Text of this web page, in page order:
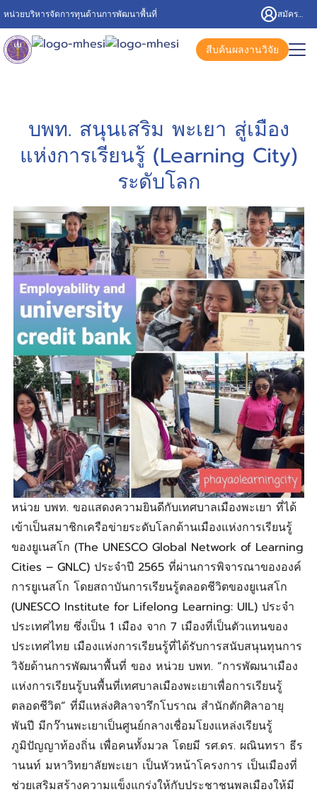
หน่วยบริหารจัดการทุนด้านการพัฒนาพื้นที่ สมัครสมาชิก/เข้าสู่ระบบ
สืบค้นผลงานวิจัย
บพท. สนุนเสริม พะเยา สู่เมือง
แห่งการเรียนรู้ (Learning City)
ระดับโลก
หน่วย บพท. ขอแสดงความยินดีกับเทศบาลเมืองพะเยา ที่ได้
เข้าเป็นสมาชิกเครือข่ายระดับโลกด้านเมืองแห่งการเรียนรู้
ของยูเนสโก (The UNESCO Global Network of Learning
Cities – GNLC) ประจำปี 2565 ที่ผ่านการพิจารณาขององค์
การยูเนสโก โดยสถาบันการเรียนรู้ตลอดชีวิตของยูเนสโก
(UNESCO Institute for Lifelong Learning: UIL) ประจำ
ประเทศไทย ซึ่งเป็น 1 เมือง จาก 7 เมืองที่เป็นตัวแทนของ
ประเทศไทย เมืองแห่งการเรียนรู้ที่ได้รับการสนับสนุนทุนการ
วิจัยด้านการพัฒนาพื้นที่ ของ หน่วย บพท. “การพัฒนาเมือง
แห่งการเรียนรู้บนพื้นที่เทศบาลเมืองพะเยาเพื่อการเรียนรู้
ตลอดชีวิต” ที่มีแหล่งศิลาจารึกโบราณ สำนักตักศิลาอายุ
พันปี มีกว๊านพะเยาเป็นศูนย์กลางเชื่อมโยงแหล่งเรียนรู้
ภูมิปัญญาท้องถิ่น เพื่อคนทั้งมวล โดยมี รศ.ดร. ผณินทรา ธีร
านนท์ มหาวิทยาลัยพะเยา เป็นหัวหน้าโครงการ เป็นเมืองที่
ช่วยเสริมสร้างความแข็งแกร่งให้กับประชาชนพลเมืองให้มี